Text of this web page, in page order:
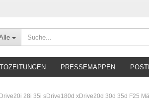
PRESSEMAPPEN
28i 35i sDrive180d xDrive20d 30d 35d F25